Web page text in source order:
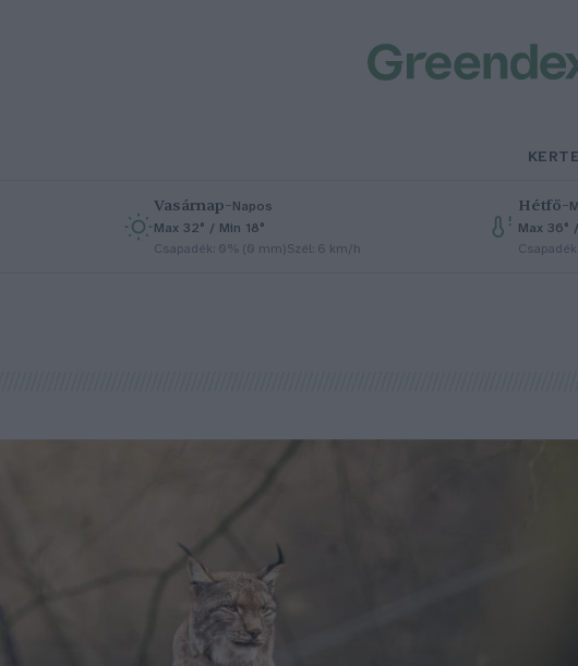
Vasárnap–Napos
Max 32° / Min 18°
Csapadék: 0% (0 mm)Szél: 6 km/h
Hétfő–
Max 36°